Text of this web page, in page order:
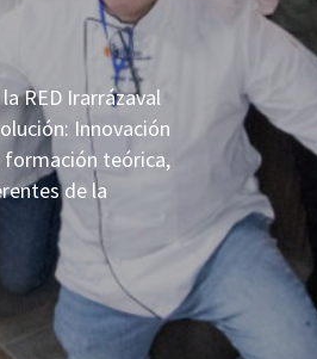
RED Irarrázaval
Innovación
formación teórica,
de la